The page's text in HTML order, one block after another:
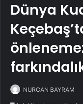
Dünya
NURCAN BAYRAM